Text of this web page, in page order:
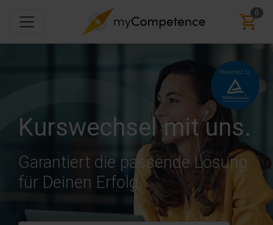
0
Powered by
Kurswechsel mit uns.
Garantiert die passende Lösung
für Deinen Erfolg.